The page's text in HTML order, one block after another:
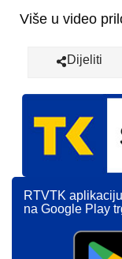
Više u video
Dijeliti
RTVTK
na Google Play